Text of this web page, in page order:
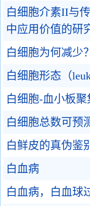
白细胞介素II与
中应用价值的研
白细胞为何减少？
白细胞形态（
白细胞-血小板
白细胞总数可预
白鲜皮的真伪鉴
白血病
白血病，白血球